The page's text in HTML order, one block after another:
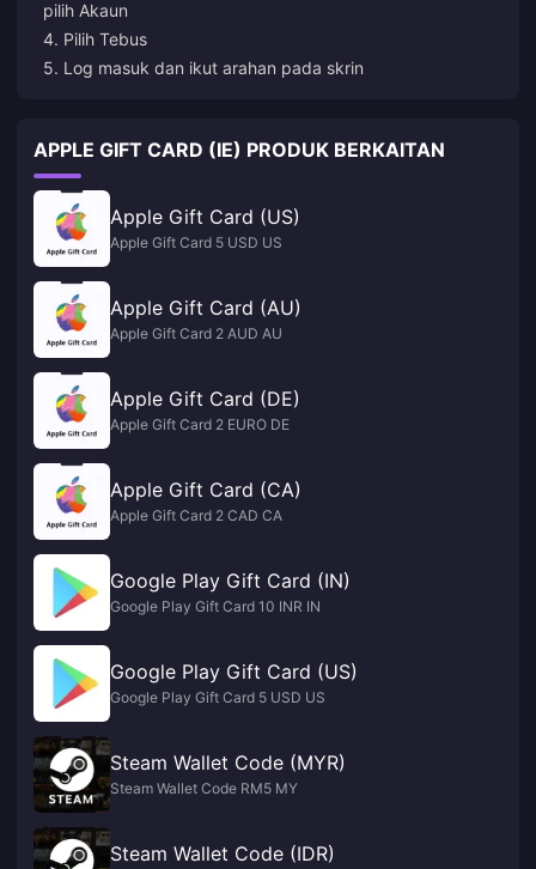
pilih Akaun
4. Pilih Tebus
5. Log masuk dan ikut arahan pada skrin
APPLE GIFT CARD (IE) PRODUK BERKAITAN
Apple Gift Card (US)
Apple Gift Card 5 USD US
Apple Gift Card (AU)
Apple Gift Card 2 AUD AU
Apple Gift Card (DE)
Apple Gift Card 2 EURO DE
Apple Gift Card (CA)
Apple Gift Card 2 CAD CA
Google Play Gift Card (IN)
Google Play Gift Card 10 INR IN
Google Play Gift Card (US)
Google Play Gift Card 5 USD US
Steam Wallet Code (MYR)
Steam Wallet Code RM5 MY
Steam Wallet Code (IDR)